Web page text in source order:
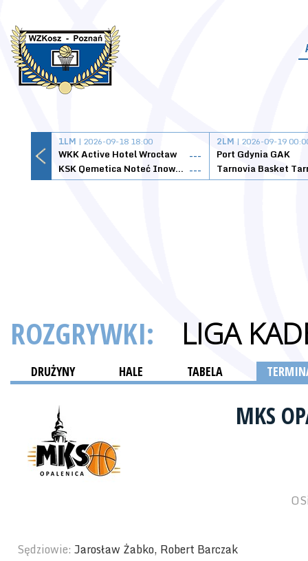
1LM | 2026-09-18 18:00
WKK Active Hotel Wrocław
---
KSK Qemetica Noteć Inowrocław ---
2LM | 2026-09-19
Port Gdynia GAK
ROZGRYWKI: LIGA
DRUŻYNY HALE TABELA
MKS
Sędziowie: Jarosław Żabko, Robert Barczak